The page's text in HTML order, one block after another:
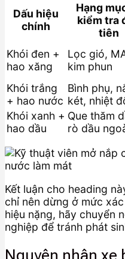
Dấu hiệu
chính
Hạng
kiểm tra
tiên
Khói đen +
hao xăng
Lọc gió,
kim phun
Khói trắng
+ hao nước
Bình phụ,
két, nhiệt
Khói xanh +
hao dầu
Que thăm
rò dầu
Kết luận cho heading
chỉ nên dừng ở mức
hiệu nặng, hãy chuyển
nghiệp để tránh phát
Nguyên nhân xe